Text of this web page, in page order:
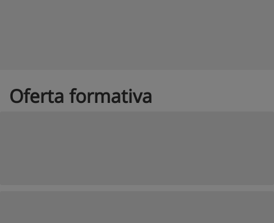
Oferta formativa